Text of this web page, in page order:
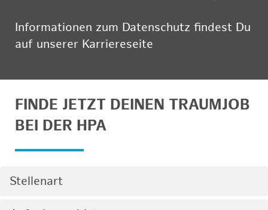
Informationen zum Datenschutz findest Du
auf unserer Karriereseite
FINDE JETZT DEINEN TRAUMJOB
BEI DER HPA
Stellenart